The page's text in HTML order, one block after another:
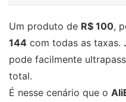
Um produto de R$ 100,
144 com todas as taxas.
pode facilmente
total.
É nesse cenário que o